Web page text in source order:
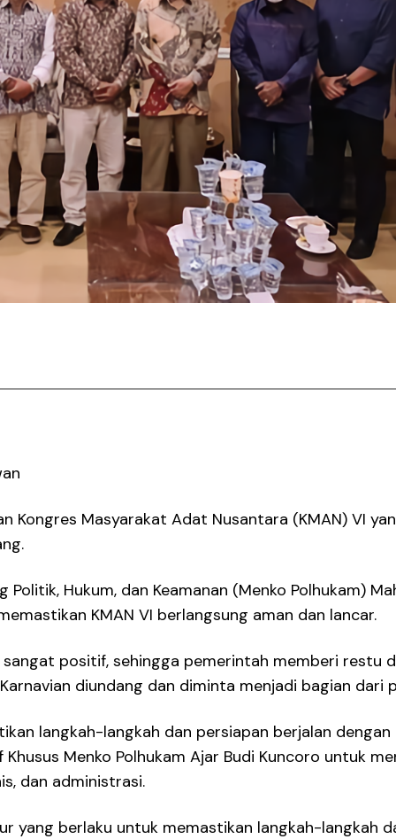
Kongres Masyarakat Adat Nusantara (KMAN) VI
Hukum, dan Keamanan (Menko Polhukam)
KMAN VI berlangsung aman dan lancar.
positif, sehingga pemerintah memberi restu
diundang dan diminta menjadi bagian dari
langkah-langkah dan persiapan berjalan
Menko Polhukam Ajar Budi Kuncoro untuk
dan administrasi.
yang berlaku untuk memastikan langkah-langkah